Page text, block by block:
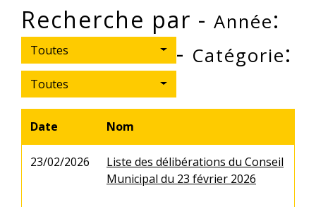
Recherche par - Année:
Toutes - Catégorie:
Toutes
Date Nom
23/02/2026
Liste des délibérations du Conseil
Municipal du 23 février 2026